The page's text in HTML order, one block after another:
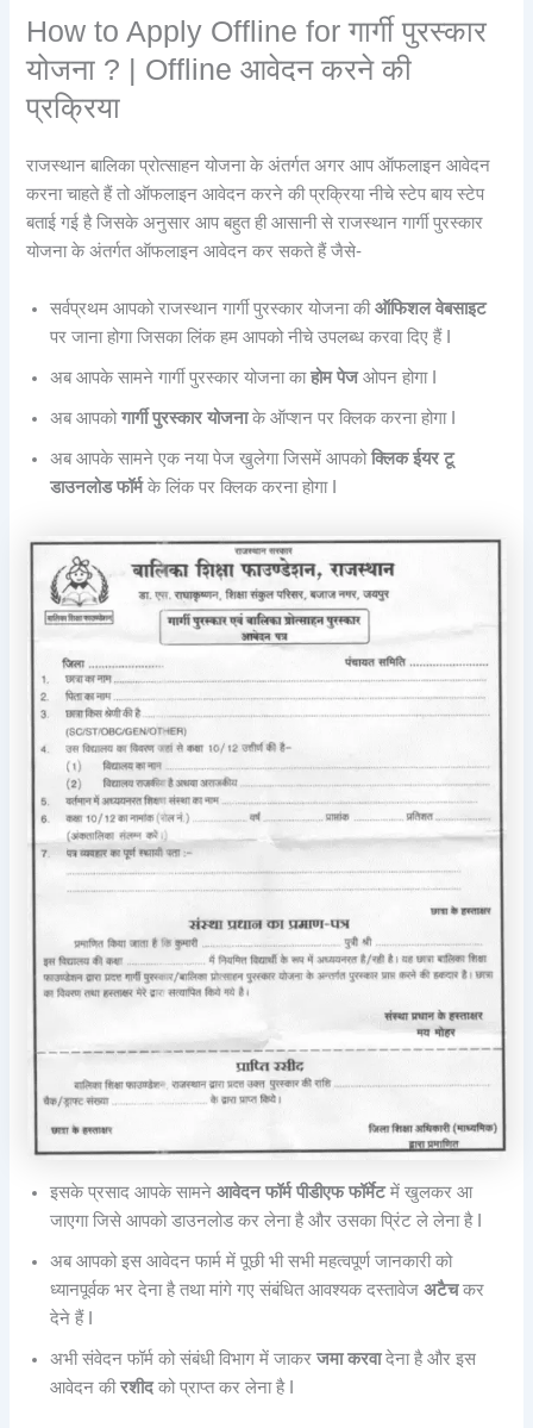
How to Apply Offline for गार्गी पुरस्कार
योजना ? | Offline आवेदन करने की
प्रक्रिया
राजस्थान बालिका प्रोत्साहन योजना के अंतर्गत अगर आप ऑफलाइन आवेदन
करना चाहते हैं तो ऑफलाइन आवेदन करने की प्रक्रिया नीचे स्टेप बाय स्टेप
बताई गई है जिसके अनुसार आप बहुत ही आसानी से राजस्थान गार्गी पुरस्कार
योजना के अंतर्गत ऑफलाइन आवेदन कर सकते हैं जैसे-
सर्वप्रथम आपको राजस्थान गार्गी पुरस्कार योजना कीऑफिशल वेबसाइट
पर जाना होगा जिसका लिंक हम आपको नीचे उपलब्ध करवा दिए हैं I
अब आपके सामने गार्गी पुरस्कार योजना काहोम पेजओपन होगा I
अब आपकोगार्गी पुरस्कार योजनाके ऑप्शन पर क्लिक करना होगा I
अब आपके सामने एक नया पेज खुलेगा जिसमें आपकोक्लिक ईयर टू
डाउनलोड फॉर्मके लिंक पर क्लिक करना होगा I
इसके प्रसाद आपके सामनेआवेदन फॉर्म पीडीएफ फॉर्मेटमें खुलकर आ
जाएगा जिसे आपको डाउनलोड कर लेना है और उसका प्रिंट ले लेना है I
अब आपको इस आवेदन फार्म में पूछी भी सभी महत्वपूर्ण जानकारी को
ध्यानपूर्वक भर देना है तथा मांगे गए संबंधित आवश्यक दस्तावेजअटैचकर
देने हैं I
अभी संवेदन फॉर्म को संबंधी विभाग में जाकरजमा करवादेना है और इस
आवेदन कीरशीदको प्राप्त कर लेना है I